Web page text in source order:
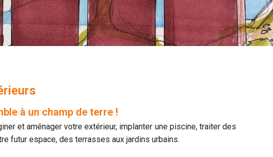
à un champ de terre !
et aménager votre extérieur, implanter une piscine, traiter des
futur espace, des terrasses aux jardins urbains.